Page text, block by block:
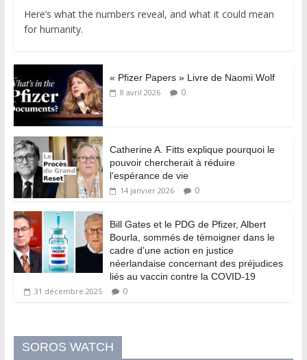
Here’s what the numbers reveal, and what it could mean
for humanity.
« Pfizer Papers » Livre de Naomi Wolf
8 avril 2026 0
Catherine A. Fitts explique pourquoi le
pouvoir chercherait à réduire
l’espérance de vie
14 janvier 2026 0
Bill Gates et le PDG de Pfizer, Albert
Bourla, sommés de témoigner dans le
cadre d’une action en justice
néerlandaise concernant des préjudices
liés au vaccin contre la COVID-19
31 décembre 2025 0
SOROS WATCH